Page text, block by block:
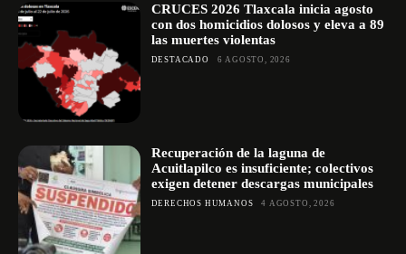
CRUCES 2026 Tlaxcala inicia agosto
con dos homicidios dolosos y eleva a 89
las muertes violentas
DESTACADO 6 AGOSTO, 2026
Recuperación de la laguna de
Acuitlapilco es insuficiente; colectivos
exigen detener descargas municipales
DERECHOS HUMANOS 4 AGOSTO, 2026